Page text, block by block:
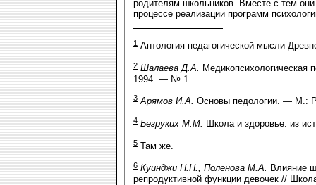
родителям школьников. Вместе с тем
процессе реализации программ
1 Антология педагогической мысли
2 Шалаева Д.А.
1994. — № 1.
3 Арямов И.А. Основы педологии. — М.:
4 Безруких М.М. Школа и здоровье: из
5 Там же.
6 Куинджи Н.Н., Поленова М.А. Влияние
репродуктивной функции девочек //